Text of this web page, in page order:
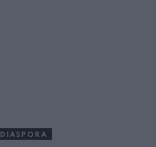
DIASPORA